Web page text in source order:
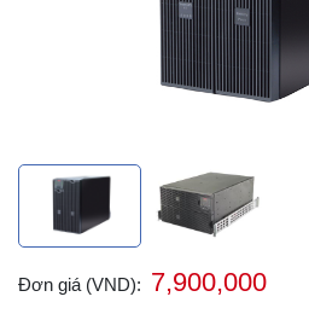
Đơn giá (VND): 7,900,000